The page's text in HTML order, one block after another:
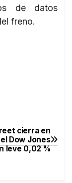
de datos
freno.
cierra en
Dow Jones
leve 0,02 %